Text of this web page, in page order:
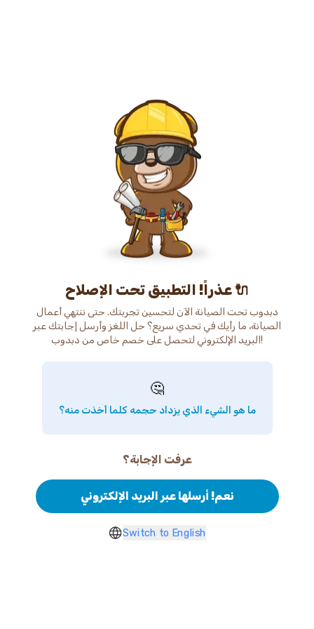
عذراً! التطبيق تحت الإصلاح 🔌
دبدوب تحت الصيانة الآن لتحسين تجربتك. حتى ننتهي أعمال
الصيانة، ما رأيك في تحدي سريع؟ حل اللغز وأرسل إجابتك عبر
البريد الإلكتروني لتحصل على خصم خاص من دبدوب!
🤔
ما هو الشيء الذي يزداد حجمه كلما أخذت منه؟
عرفت الإجابة؟
نعم! أرسلها عبر البريد الإلكتروني
Switch to English